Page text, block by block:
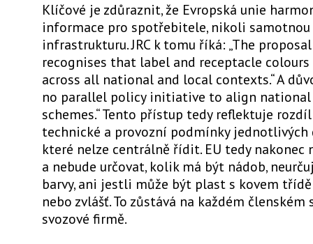
Klíčové je zdůraznit, že Evropská unie
informace pro spotřebitele, nikoli samotnou
infrastrukturu. JRC k tomu říká: „The
recognises that label and receptacle
across all national and local contexts.“ A
no parallel policy initiative to align
schemes.“ Tento přístup tedy reflektuje
technické a provozní podmínky jednotlivých
které nelze centrálně řídit. EU tedy nakonec
a nebude určovat, kolik má být nádob,
barvy, ani jestli může být plast s kovem
nebo zvlášť. To zůstává na každém členském
svozové firmě.